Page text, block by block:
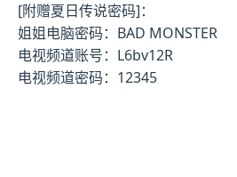
[附赠夏日传说密码]：
姐姐电脑密码：BAD MONSTER
电视频道账号：L6bv12R
电视频道密码：12345